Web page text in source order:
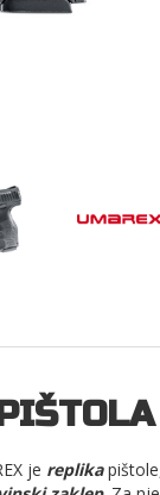
je replika